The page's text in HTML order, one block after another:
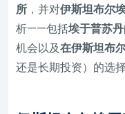
所 ，并对伊斯坦布尔
析——包括埃于普苏
机会以及在伊斯坦布
还是长期投资）的选择